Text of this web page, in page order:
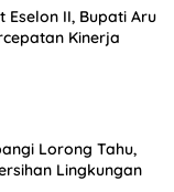
Eselon II, Bupati Aru
Kinerja
Lorong Tahu,
Lingkungan